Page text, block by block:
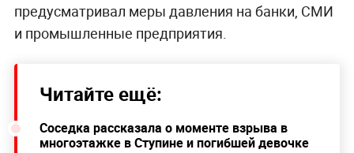
предусматривал меры давления на банки, СМИ
и промышленные предприятия.
Читайте ещё:
Соседка рассказала о моменте взрыва в
многоэтажке в Ступине и погибшей девочке